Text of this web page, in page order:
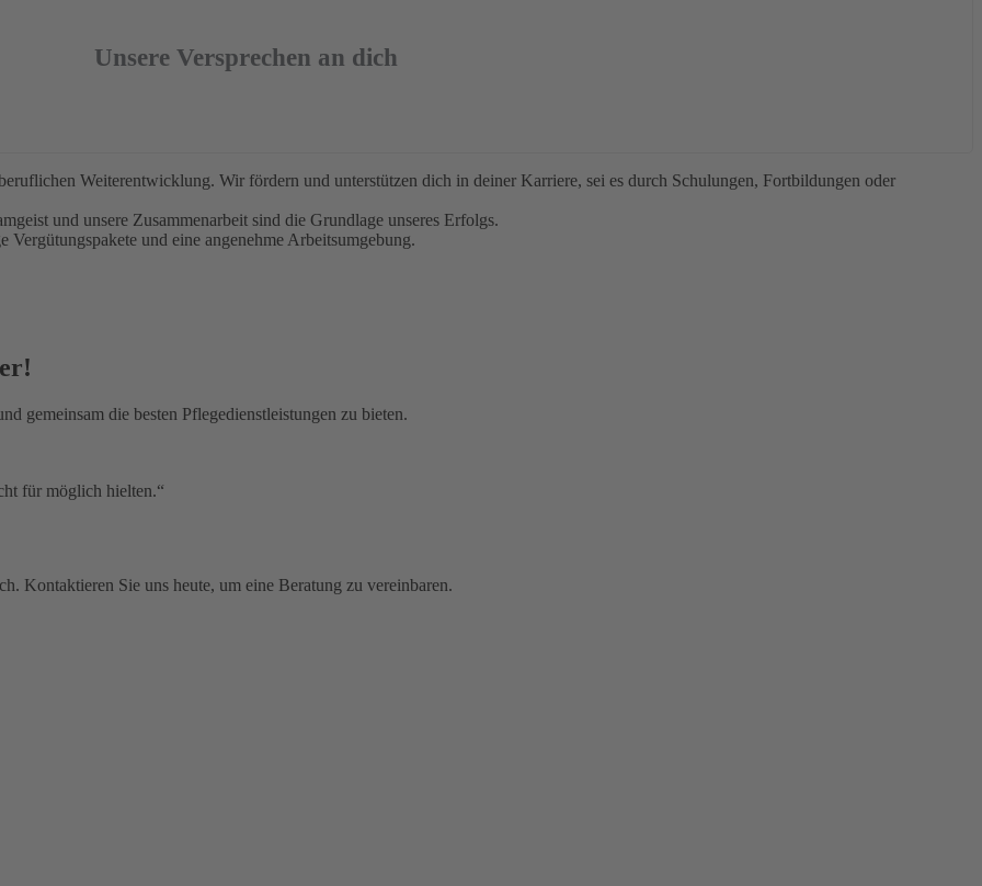
Unsere Versprechen an dich
Weiterentwicklung. Wir fördern und unterstützen dich in deiner Karriere, sei es durch Schulungen, Fortbildungen oder
und unsere Zusammenarbeit sind die Grundlage unseres Erfolgs.
Vergütungspakete und eine angenehme Arbeitsumgebung.
gemeinsam die besten Pflegedienstleistungen zu bieten.
für möglich hielten.“
Kontaktieren Sie uns heute, um eine Beratung zu vereinbaren.